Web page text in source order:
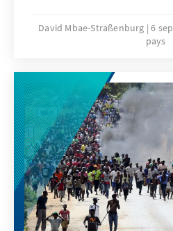
Boden liegenden Land.
David Mbae-Straßenburg 6
pays